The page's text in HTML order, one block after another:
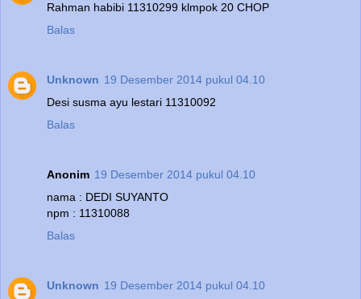
Rahman habibi 11310299 klmpok 20 CHOP
Balas
Unknown 19 Desember 2014 pukul 04.10
Desi susma ayu lestari 11310092
Balas
Anonim 19 Desember 2014 pukul 04.10
nama : DEDI SUYANTO
npm : 11310088
Balas
Unknown 19 Desember 2014 pukul 04.10